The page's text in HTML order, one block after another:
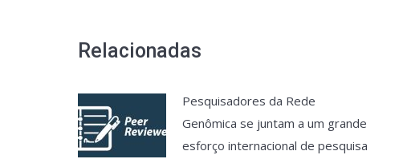
Relacionadas
Pesquisadores da Rede
Genômica se juntam a um grande
esforço internacional de pesquisa